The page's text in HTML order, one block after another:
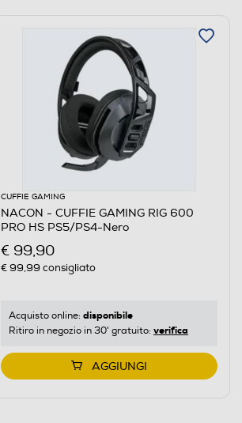
CUFFIE GAMING
NACON - CUFFIE GAMING RIG 600
PRO HS PS5/PS4-Nero
€ 99,90
€ 99,99 consigliato
Acquisto online: disponibile
Ritiro in negozio in 30' gratuito: verifica
AGGIUNGI